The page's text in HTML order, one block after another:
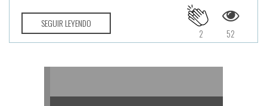
SEGUIR LEYENDO
52
2